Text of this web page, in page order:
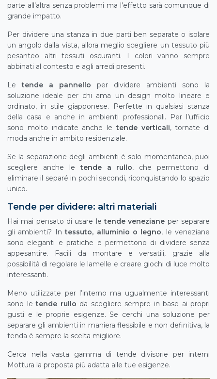
parte all’altra senza problemi ma l’effetto sarà comunque di
grande impatto.
Per dividere una stanza in due parti ben separate o isolare
un angolo dalla vista, allora meglio scegliere un tessuto più
pesanteo altri tessuti oscuranti. I colori vanno sempre
abbinati al contesto e agli arredi presenti.
Letende a pannello per dividere ambienti sono la
soluzione ideale per chi ama un design molto lineare e
ordinato, in stile giapponese. Perfette in qualsiasi stanza
della casa e anche in ambienti professionali. Per l’ufficio
sono molto indicate anche letende verticali, tornate di
moda anche in ambito residenziale.
Se la separazione degli ambienti è solo momentanea, puoi
scegliere anche letende a rullo, che permettono di
eliminare il separé in pochi secondi, riconquistando lo spazio
unico.
Tende per dividere: altri materiali
Hai mai pensato di usare letende veneziane per separare
gli ambienti? Intessuto, alluminio o legno, le veneziane
sono eleganti e pratiche e permettono di dividere senza
appesantire. Facili da montare e versatili, grazie alla
possibilità di regolare le lamelle e creare giochi di luce molto
interessanti.
Meno utilizzate per l’interno ma ugualmente interessanti
sono le tende rullo da scegliere sempre in base ai propri
gusti e le proprie esigenze. Se cerchi una soluzione per
separare gli ambienti in maniera flessibile e non definitiva, la
tenda è sempre la scelta migliore.
Cerca nella vasta gamma di tende divisorie per interni
Mottura la proposta più adatta alle tue esigenze.